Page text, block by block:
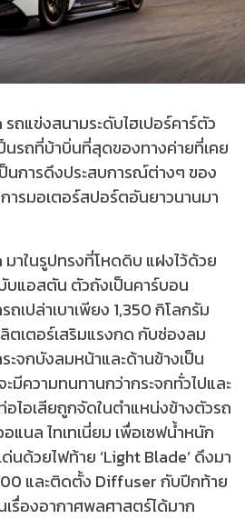
ถแข่งสนามระดับไฮเปอร์คาร์ตัว
รถที่บ้าบิ่นที่สุดของทางค่ายที่เคย
ป็นการดึงประสบการณ์ต่างๆ ของ
ารมอเตอร์สปอร์ตอันยาวนานมา
าในรูปทรงที่โหดดิบ แฝงไว้ด้วย
บแอสตัน ตัวถังเป็นคาร์บอน
เปล่าเบาเพียง 1,350 กิโลกรัม
ตเตอร์เสริมแรงกด กับช่องลม
ะจกบังลมหน้าและด้านข้างเป็น
มีความทนทานกว่ากระจกทั่วไปและ
อไอเสียถูกจัดในตำแหน่งข้างตัวรถ
แนล ไทเทเนี่ยม เพื่อเซฟน้ำหนัก
นด้วยไฟท้าย ‘Light Blade’ ดึงมา
และติดตั้ง Diffuser กับปีกท้าย
รื่องอากาศพลศาสตร์ได้มาก